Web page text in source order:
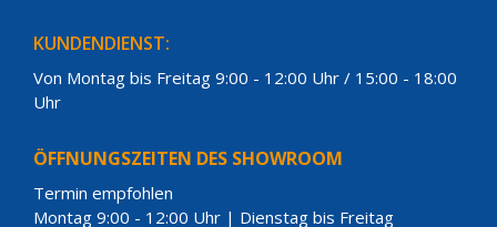
KUNDENDIENST:
Von Montag bis Freitag 9:00 - 12:00 Uhr / 15:00 - 18:00
Uhr
ÖFFNUNGSZEITEN DES SHOWROOM
Termin empfohlen
Montag 9:00 - 12:00 Uhr | Dienstag bis Freitag